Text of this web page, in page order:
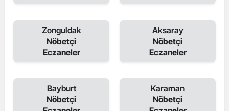
Zonguldak
Nöbetçi
Eczaneler
Aksaray
Nöbetçi
Eczaneler
Bayburt
Nöbetçi
Karaman
Nöbetçi